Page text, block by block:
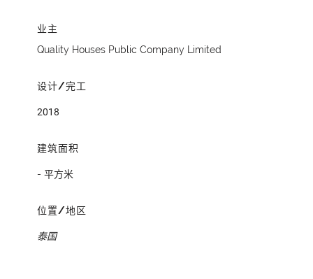
业主
Quality Houses Public Company Limited
设计/完工
2018
建筑面积
- 平方米
位置/地区
泰国